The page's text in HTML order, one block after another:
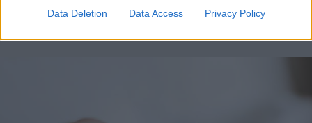
Data Deletion Data Access Privacy Policy
nuovo centrocampista del Legnano
calcio